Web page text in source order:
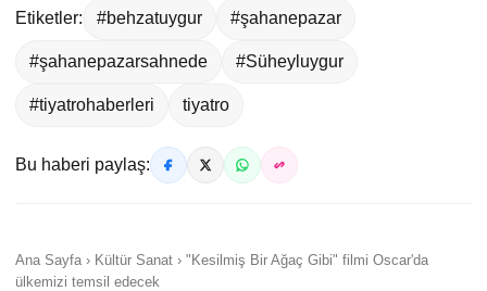
Etiketler: #behzatuygur #şahanepazar
#şahanepazarsahnede #Süheyluygur
#tiyatrohaberleri tiyatro
Bu haberi paylaş:
Ana Sayfa › Kültür Sanat › "Kesilmiş Bir Ağaç Gibi" filmi Oscar'da
ülkemizi temsil edecek